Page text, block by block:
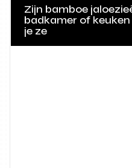
Zijn bamboe
badkamer of
je ze